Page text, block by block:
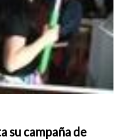
su campaña de